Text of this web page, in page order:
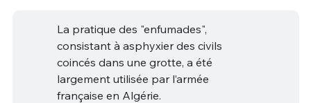
La pratique des "enfumades",
consistant à asphyxier des civils
coincés dans une grotte, a été
largement utilisée par l’armée
française en Algérie.